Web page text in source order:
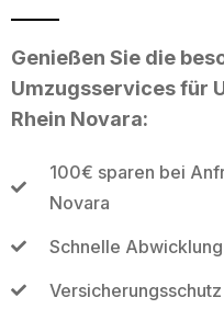
Genießen Sie die
Umzugsservices für
Rhein Novara:
100€ sparen bei
Novara
Schnelle